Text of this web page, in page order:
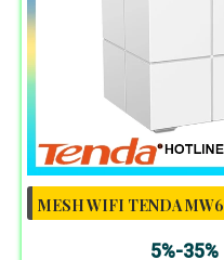
MESH WIFI TENDA MW6
5%-35%